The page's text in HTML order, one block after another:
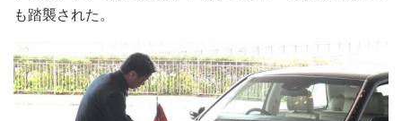
も踏襲された。